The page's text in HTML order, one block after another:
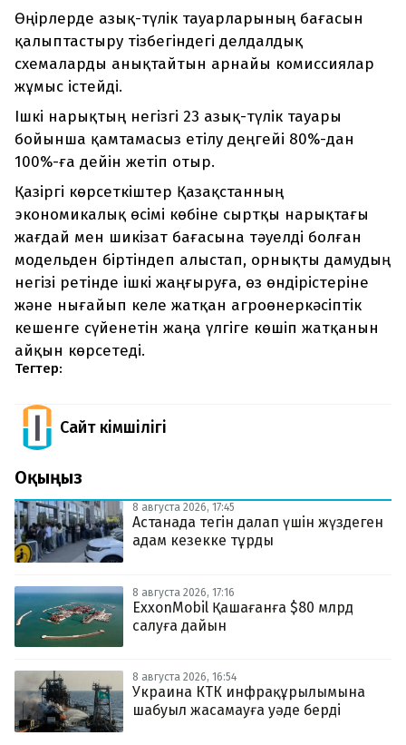
Өңірлерде азық-түлік тауарларының бағасын
қалыптастыру тізбегіндегі делдалдық
схемаларды анықтайтын арнайы комиссиялар
жұмыс істейді.
Ішкі нарықтың негізгі 23 азық-түлік тауары
бойынша қамтамасыз етілу деңгейі 80%-дан
100%-ға дейін жетіп отыр.
Қазіргі көрсеткіштер Қазақстанның
экономикалық өсімі көбіне сыртқы нарықтағы
жағдай мен шикізат бағасына тәуелді болған
модельден біртіндеп алыстап, орнықты дамудың
негізі ретінде ішкі жаңғыруға, өз өндірістеріне
және нығайып келе жатқан агроөнеркәсіптік
кешенге сүйенетін жаңа үлгіге көшіп жатқанын
айқын көрсетеді.
Тегтер:
Сайт Әкімшілігі
Оқыңыз
8 августа 2026, 17:45
Астанада тегін далап үшін жүздеген
адам кезекке тұрды
8 августа 2026, 17:16
ExxonMobil Қашағанға $80 млрд
салуға дайын
8 августа 2026, 16:54
Украина КТК инфрақұрылымына
шабуыл жасамауға уәде берді